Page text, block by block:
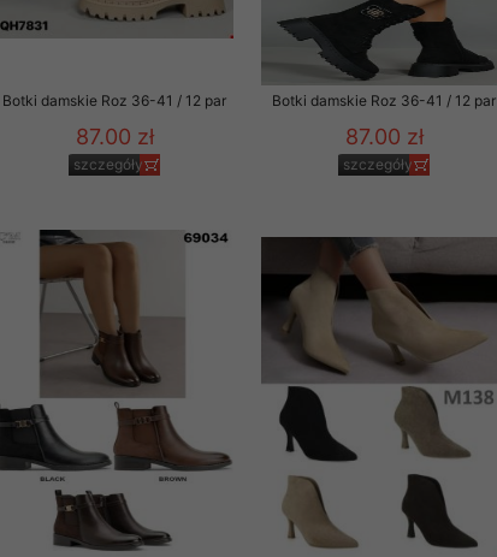
Botki damskie Roz 36-41 / 12 par
87.00 zł
szczegóły
Botki damskie Roz 36-41 / 12 par
87.00 zł
szczegóły